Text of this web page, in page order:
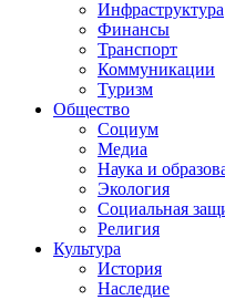
Инфраструктура
Финансы
Транспорт
Коммуникации
Туризм
Общество
Социум
Медиа
Наука и
Экология
Социальная
Религия
Культура
История
Наследие